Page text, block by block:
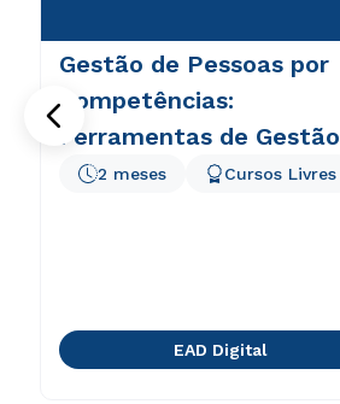
Gestão de Pessoas por
Competências:
Ferramentas de Gestão
2 meses Cursos Livres
EAD Digital